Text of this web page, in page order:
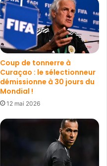
Coup de tonnerre à
Curaçao : le sélectionneur
démissionne à 30 jours du
Mondial !
12 mai 2026